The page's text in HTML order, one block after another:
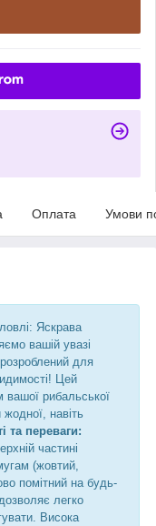
Оплата Умови
Яскрава
вашій увазі
для
Цей
вашої рибальської
навіть
та переваги:
частині
(жовтий,
помітний на будь-
легко
Висока